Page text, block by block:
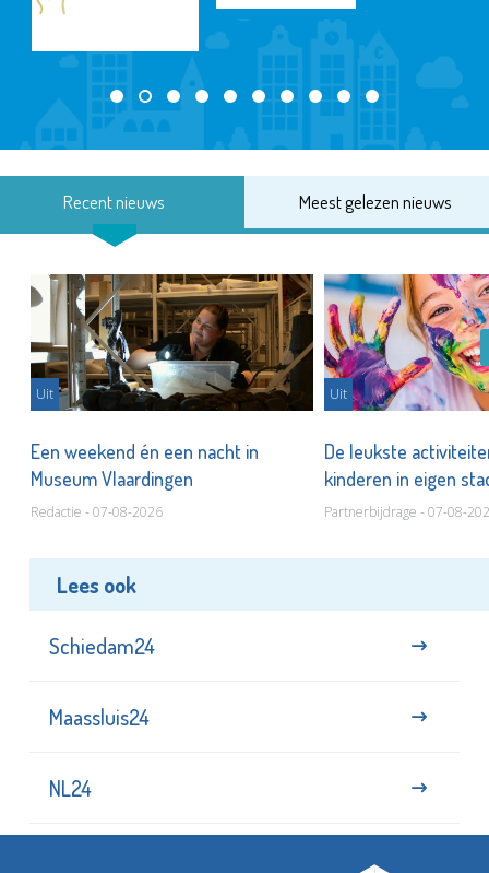
Recent nieuws Meest gelezen nieuws
Uit
Een weekend én een nacht in
Museum Vlaardingen
Redactie - 07-08-2026
Uit
De leukste
kinderen in eigen
Partnerbijdrage - 07-08-
Lees ook
Schiedam24
Maassluis24
NL24